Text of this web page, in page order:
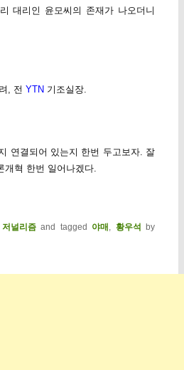
대리인 윤모씨의 존재가 나오더니
, 전 YTN 기조실장.
연결되어 있는지 한번 두고보자. 잘
개혁 한번 일어나겠다.
저널리즘 and tagged 야매 , 황우석
by